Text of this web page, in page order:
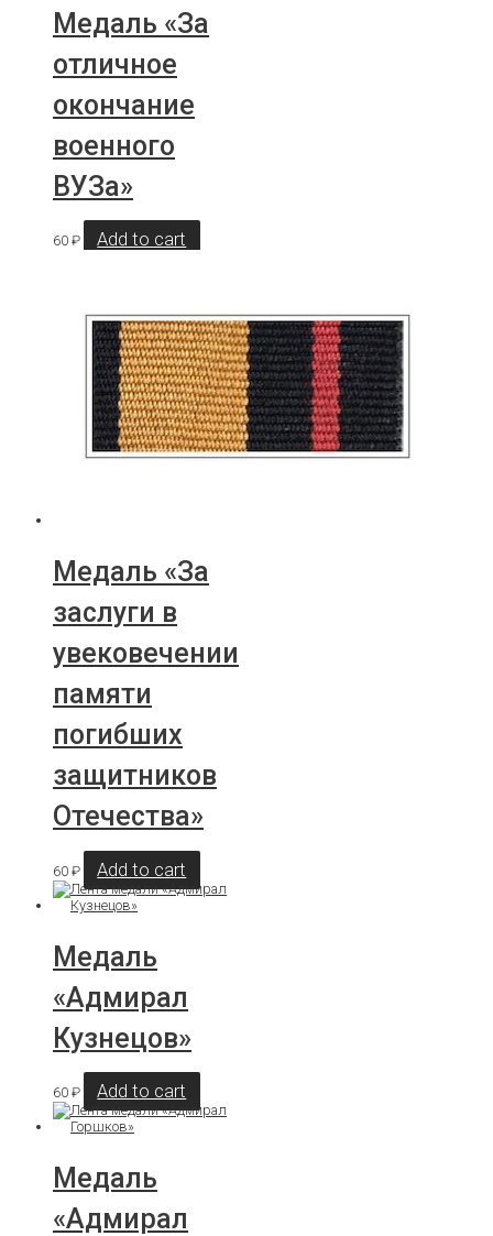
Медаль «За
отличное
окончание
военного
ВУЗа»
60 ₽ Add to cart
Медаль «За
заслуги в
увековечении
памяти
погибших
защитников
Отечества»
60 ₽ Add to cart
Медаль
«Адмирал
Кузнецов»
60 ₽ Add to cart
Медаль
«Адмирал